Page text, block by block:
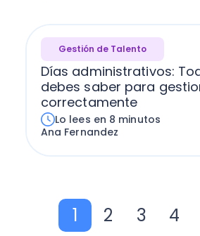
Gestión de Talento
Días administrativos:
debes saber para
correctamente
Lo lees en 8 minutos
Ana Fernandez
1 2 3 4